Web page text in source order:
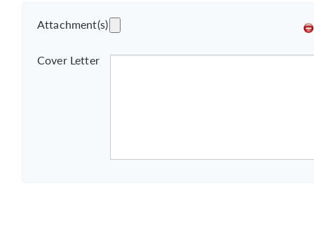
Attachment(s)
Cover Letter